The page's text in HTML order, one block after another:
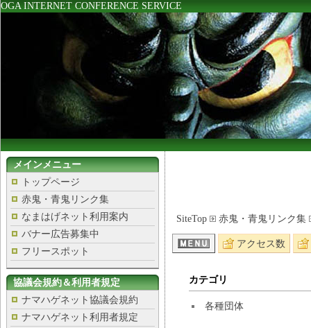
OGA INTERNET CONFERENCE SERVICE
メインメニュー
トップページ
赤鬼・青鬼リンク集
なまはげネット利用案内
バナー広告募集中
フリースポット
協議会規約＆利用者規定
ナマハゲネット協議会規約
ナマハゲネット利用者規定
SiteTop 赤鬼・青鬼リンク集
アクセス数
カテゴリ
各種団体